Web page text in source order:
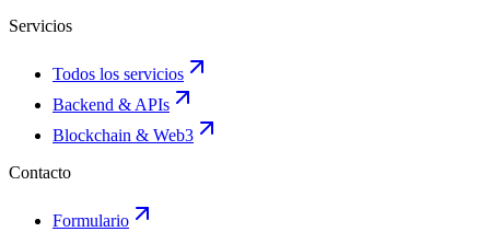
Servicios
Todos los servicios
Backend & APIs
Blockchain & Web3
Contacto
Formulario